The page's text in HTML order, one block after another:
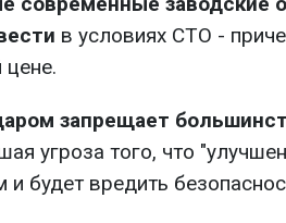
в условиях СТО -
цене.
запрещает
угроза того, что
и будет вредить